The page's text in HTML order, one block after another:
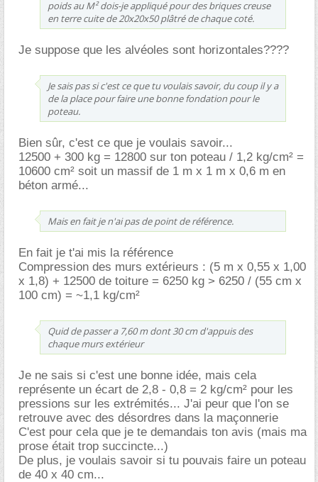
poids au M² dois-je appliqué pour des briques creuse
en terre cuite de 20x20x50 plâtré de chaque coté.
Je suppose que les alvéoles sont horizontales????
Je sais pas si c'est ce que tu voulais savoir, du coup il y a
de la place pour faire une bonne fondation pour le
poteau.
Bien sûr, c'est ce que je voulais savoir...
12500 + 300 kg = 12800 sur ton poteau / 1,2 kg/cm² =
10600 cm² soit un massif de 1 m x 1 m x 0,6 m en
béton armé...
Mais en fait je n'ai pas de point de référence.
En fait je t'ai mis la référence
Compression des murs extérieurs : (5 m x 0,55 x 1,00
x 1,8) + 12500 de toiture = 6250 kg > 6250 / (55 cm x
100 cm) = ~1,1 kg/cm²
Quid de passer a 7,60 m dont 30 cm d'appuis des
chaque murs extérieur
Je ne sais si c'est une bonne idée, mais cela
représente un écart de 2,8 - 0,8 = 2 kg/cm² pour les
pressions sur les extrémités... J'ai peur que l'on se
retrouve avec des désordres dans la maçonnerie
C'est pour cela que je te demandais ton avis (mais ma
prose était trop succincte...)
De plus, je voulais savoir si tu pouvais faire un poteau
de 40 x 40 cm...